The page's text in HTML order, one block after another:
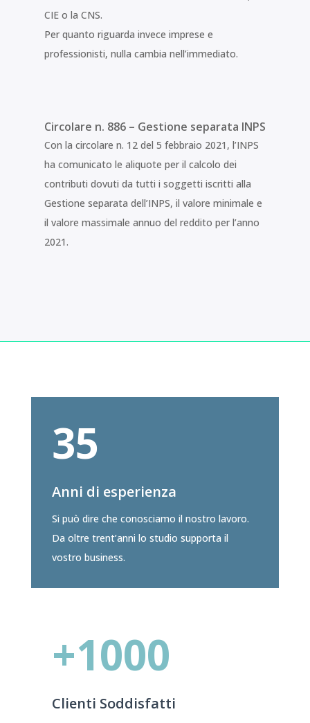
CIE o la CNS.
Per quanto riguarda invece imprese e
professionisti, nulla cambia nell’immediato.
Circolare n. 886 – Gestione separata INPS
Con la circolare n. 12 del 5 febbraio 2021, l’INPS
ha comunicato le aliquote per il calcolo dei
contributi dovuti da tutti i soggetti iscritti alla
Gestione separata dell’INPS, il valore minimale e
il valore massimale annuo del reddito per l’anno
2021.
35
Anni di esperienza
Si può dire che conosciamo il nostro lavoro.
Da oltre trent’anni lo studio supporta il
vostro business.
+1000
Clienti Soddisfatti